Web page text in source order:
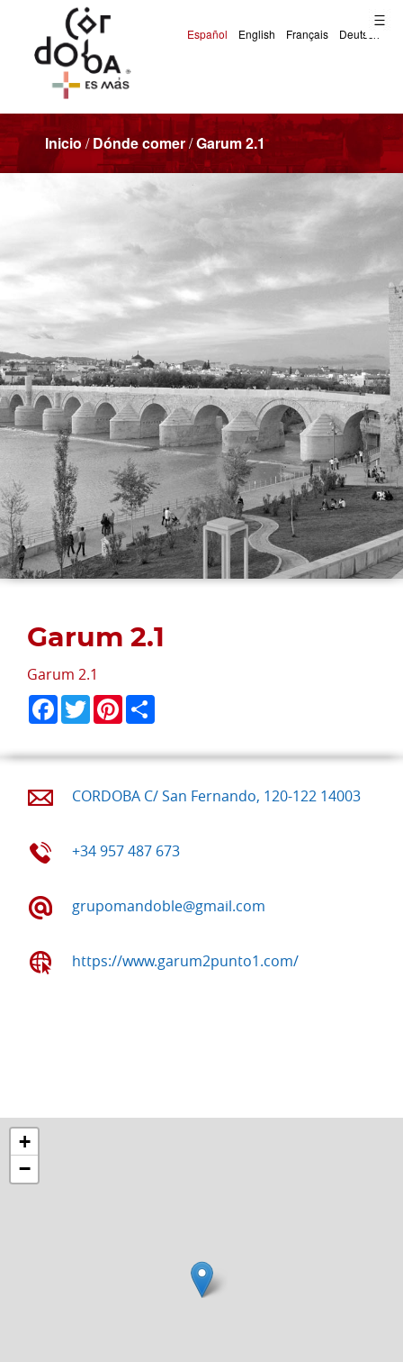
Inicio/Dónde comer/Garum 2.1
Garum 2.1
Garum 2.1
Facebook
TwitterPinterest
CORDOBA C/ San Fernando, 120-122 14003
+34 957 487 673
grupomandoble@gmail.com
https://www.garum2punto1.com/
+
−